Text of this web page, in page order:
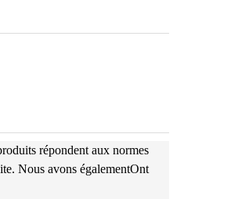
répondent aux normes
Nous avons égalementOnt